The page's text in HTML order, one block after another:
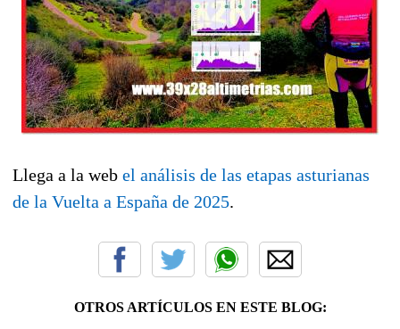
Llega a la web el análisis de las etapas asturianas
de la Vuelta a España de 2025.
OTROS ARTÍCULOS EN ESTE BLOG: